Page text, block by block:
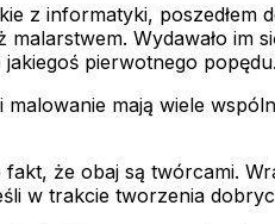
z informatyki,
malarstwem. Wydawało
pierwotnego popędu.
malowanie mają wiele
że obaj są twórcami.
w trakcie tworzenia